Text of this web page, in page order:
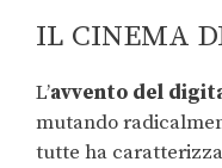
IL CINEMA
L’avvento del
mutando
tutte ha